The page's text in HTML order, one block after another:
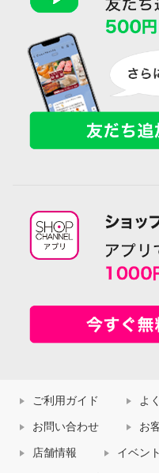
ご利用ガイド よ
お問い合わせ お
店舗情報 イベン